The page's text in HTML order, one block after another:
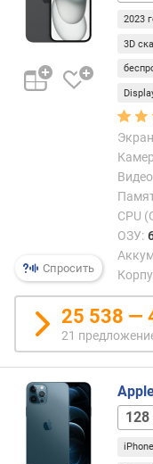
м
т
и
м
р
ы
(
Г
Б
Спросить
2023
3D
CPU
ОЗУ:
25 538 —
21
256